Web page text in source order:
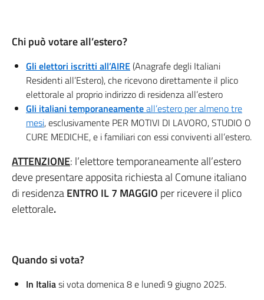
Chi può votare all’estero?
Gli elettori iscritti all’AIRE(Anagrafe degli Italiani
Residenti all’Estero), che ricevono direttamente il plico
elettorale al proprio indirizzo di residenza all’estero
Gli italiani temporaneamenteall’estero per almeno tre
mesi, esclusivamente PER MOTIVI DI LAVORO, STUDIO O
CURE MEDICHE, e i familiari con essi conviventi all’estero.
ATTENZIONE: l’elettore temporaneamente all’estero
deve presentare apposita richiesta al Comune italiano
di residenzaENTRO IL 7 MAGGIO per ricevere il plico
elettorale.
Quando si vota?
In Italiasi vota domenica 8 e lunedì 9 giugno 2025.